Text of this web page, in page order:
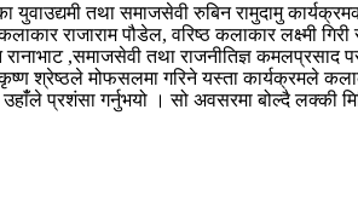
तथा समाजसेवी रुबिन रामुदामु
राजाराम पौडेल, वरिष्ठ कलाकार लक्ष्मी
,समाजसेवी तथा राजनीतिज्ञ
श्रेष्ठले मोफसलमा गरिने यस्ता कार्यक्रमले
प्रशंसा गर्नुभयो । सो अवसरमा बोल्दै लक्की